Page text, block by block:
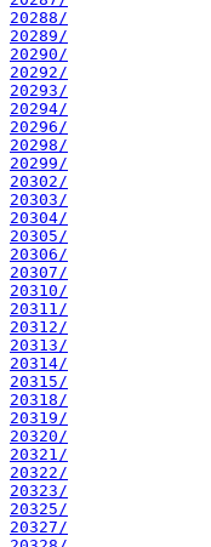
20288/
20289/
20290/
20292/
20293/
20294/
20296/
20298/
20299/
20302/
20303/
20304/
20305/
20306/
20307/
20310/
20311/
20312/
20313/
20314/
20315/
20318/
20319/
20320/
20321/
20322/
20323/
20325/
20327/